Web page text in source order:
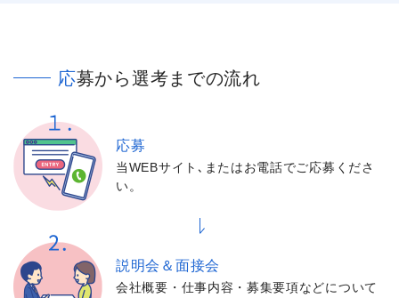
応募から選考までの流れ
応募
当WEBサイト､またはお電話でご応募くださ
い。
説明会＆面接会
会社概要・仕事内容・募集要項などについて